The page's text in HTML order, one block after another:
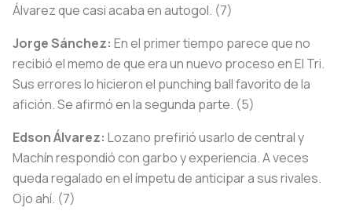
Álvarez que casi acaba en autogol. (7)
Jorge Sánchez: En el primer tiempo parece que no
recibió el memo de que era un nuevo proceso en El Tri.
Sus errores lo hicieron el punching ball favorito de la
afición. Se afirmó en la segunda parte. (5)
Edson Álvarez: Lozano prefirió usarlo de central y
Machín respondió con garbo y experiencia. A veces
queda regalado en el ímpetu de anticipar a sus rivales.
Ojo ahí. (7)